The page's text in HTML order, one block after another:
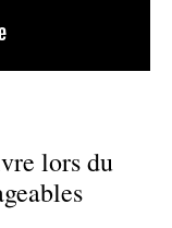
lors du